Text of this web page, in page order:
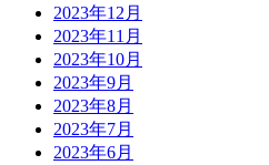
2023年12月
2023年11月
2023年10月
2023年9月
2023年8月
2023年7月
2023年6月